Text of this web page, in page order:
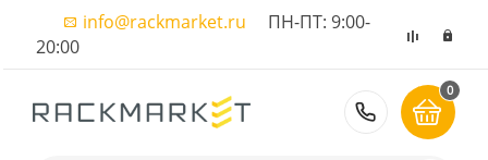
info@rackmarket.ru ПН-ПТ: 9:00-
20:00
8 (495)
0